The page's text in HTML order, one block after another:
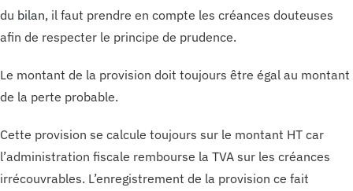
du bilan, il faut prendre en compte les créances douteuses
afin de respecter le principe de prudence.
Le montant de la provision doit toujours être égal au montant
de la perte probable.
Cette provision se calcule toujours sur le montant HT car
l’administration fiscale rembourse la TVA sur les créances
irrécouvrables. L’enregistrement de la provision ce fait